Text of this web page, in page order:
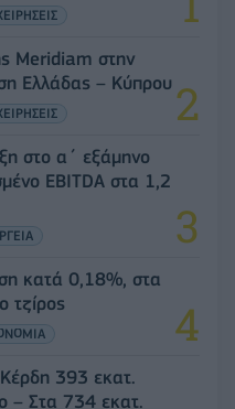
Meridiam στην
Ελλάδας – Κύπρου
στο α΄ εξάμηνο
EBITDA στα 1,2
κατά 0,18%, στα
τζίρος
Κέρδη 393 εκατ.
– Στα 734 εκατ.